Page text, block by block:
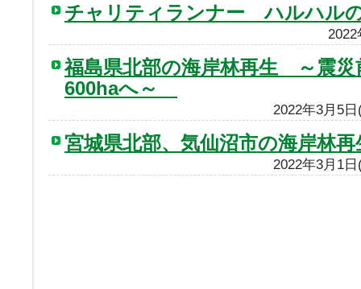
チャリティランナー ハルハル
福島県北部の海岸林再生 ～震
600haへ～
2022年3月5
宮城県北部、気仙沼市の海岸林再
2022年3月1